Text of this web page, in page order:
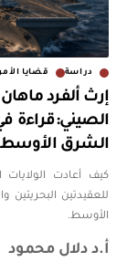
دراسة قضايا
إرث ألفرد
الصيني:قراءة
الشرق الأوسط
كيف أعادت الولايات
للعقيدتين البحريتين
الأوسط.
أ.د دلال محمود